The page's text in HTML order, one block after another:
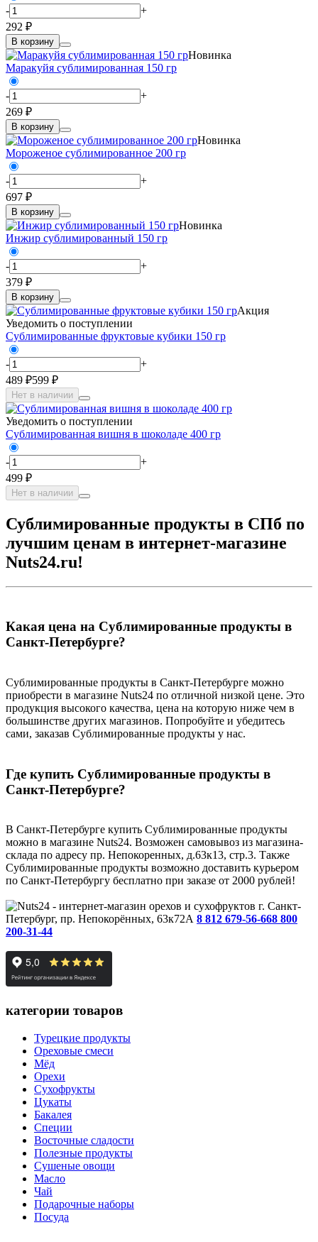
-
+
292 ₽
В корзину
Новинка
Маракуйя сублимированная 150 гр
-
+
269 ₽
В корзину
Новинка
Мороженое сублимированное 200 гр
-
+
697 ₽
В корзину
Новинка
Инжир сублимированный 150 гр
-
+
379 ₽
В корзину
Акция
Уведомить о поступлении
Сублимированные фруктовые кубики 150 гр
-
+
489 ₽599 ₽
Нет в наличии
Уведомить о поступлении
Сублимированная вишня в шоколаде 400 гр
-
+
499 ₽
Нет в наличии
Сублимированные продукты в СПб по
лучшим ценам в интернет-магазине
Nuts24.ru!
Какая цена на Сублимированные продукты в
Санкт-Петербурге?
Сублимированные продукты в Санкт-Петербурге можно
приобрести в магазине Nuts24 по отличной низкой цене. Это
продукция высокого качества, цена на которую ниже чем в
большинстве других магазинов. Попробуйте и убедитесь
сами, заказав Сублимированные продукты у нас.
Где купить Сублимированные продукты в
Санкт-Петербурге?
В Санкт-Петербурге купить Сублимированные продукты
можно в магазине Nuts24. Возможен самовывоз из магазина-
склада по адресу пр. Непокоренных, д.63к13, стр.3. Также
Сублимированные продукты возможно доставить курьером
по Санкт-Петербургу бесплатно при заказе от 2000 рублей!
г. Санкт-
Петербург, пр. Непокорённых, 63к72А 8 812 679-56-668 800
200-31-44
категории товаров
Турецкие продукты
Ореховые смеси
Мёд
Орехи
Сухофрукты
Цукаты
Бакалея
Специи
Восточные сладости
Полезные продукты
Сушеные овощи
Масло
Чай
Подарочные наборы
Посуда